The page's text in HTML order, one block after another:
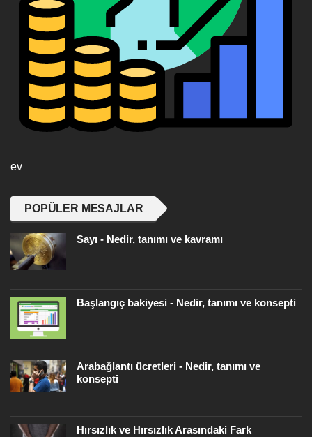
ev
POPÜLER MESAJLAR
Sayı - Nedir, tanımı ve kavramı
Başlangıç ​​bakiyesi - Nedir, tanımı ve konsepti
Arabağlantı ücretleri - Nedir, tanımı ve
konsepti
Hırsızlık ve Hırsızlık Arasındaki Fark